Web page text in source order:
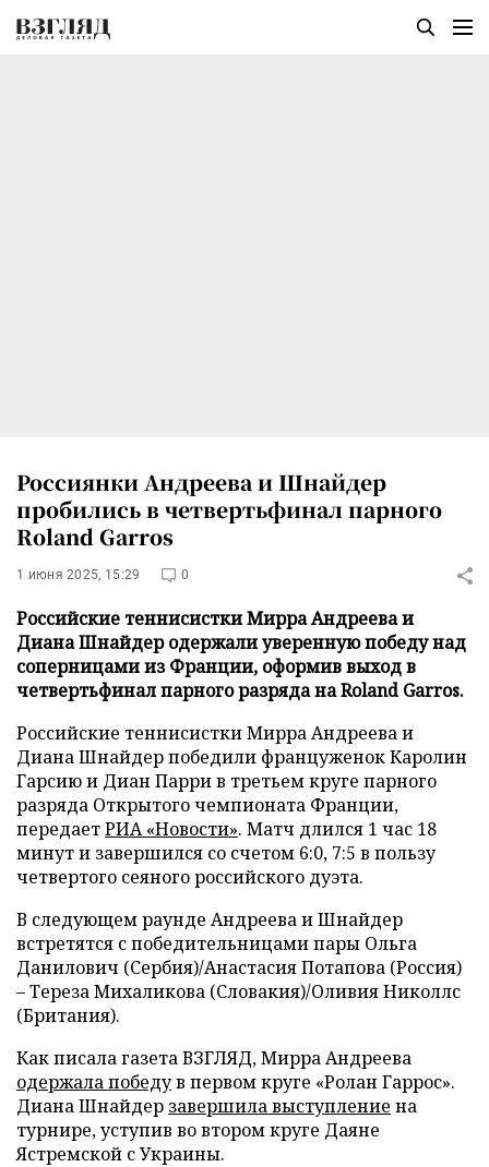
Россиянки Андреева и Шнайдер
пробились в четвертьфинал парного
Roland Garros
1 июня 2025, 15:29 0
Российские теннисистки Мирра Андреева и
Диана Шнайдер одержали уверенную победу над
соперницами из Франции, оформив выход в
четвертьфинал парного разряда на Roland Garros.
Российские теннисистки Мирра Андреева и
Диана Шнайдер победили француженок Каролин
Гарсию и Диан Парри в третьем круге парного
разряда Открытого чемпионата Франции,
передаетРИА «Новости». Матч длился 1 час 18
минут и завершился со счетом 6:0, 7:5 в пользу
четвертого сеяного российского дуэта.
В следующем раунде Андреева и Шнайдер
встретятся с победительницами пары Ольга
Данилович (Сербия)/Анастасия Потапова (Россия)
– Тереза Михаликова (Словакия)/Оливия Николлс
(Британия).
Как писала газета ВЗГЛЯД, Мирра Андреева
одержала победув первом круге «Ролан Гаррос».
Диана Шнайдер завершила выступление на
турнире, уступив во втором круге Даяне
Ястремской с Украины.